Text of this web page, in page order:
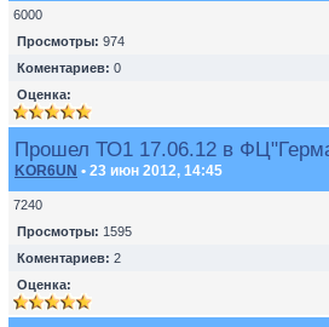
6000
Просмотры: 974
Коментариев: 0
Оценка:
Прошел ТО1 17.06.12 в
KOR6UN • 23 июн 2012, 14:45
7240
Просмотры: 1595
Коментариев: 2
Оценка: